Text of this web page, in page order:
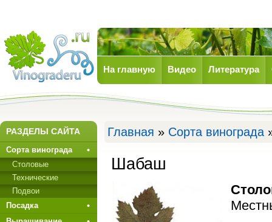
Виноград
На главную Видео Литература
Главная » Сорта винограда
Шабаш
РАЗДЕЛЫ САЙТА
Сорта винограда
Столовые
Технические
Подвои
Посадка